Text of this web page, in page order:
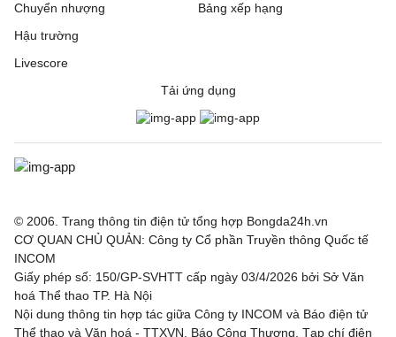
Chuyển nhượng
Hậu trường
Livescore
Bảng xếp hạng
Tải ứng dụng
© 2006. Trang thông tin điện tử tổng hợp Bongda24h.vn
CƠ QUAN CHỦ QUẢN: Công ty Cổ phần Truyền thông Quốc tế
INCOM
Giấy phép số: 150/GP-SVHTT cấp ngày 03/4/2026 bởi Sở Văn
hoá Thể thao TP. Hà Nội
Nội dung thông tin hợp tác giữa Công ty INCOM và Báo điện tử
Thể thao và Văn hoá - TTXVN, Báo Công Thương, Tạp chí điện